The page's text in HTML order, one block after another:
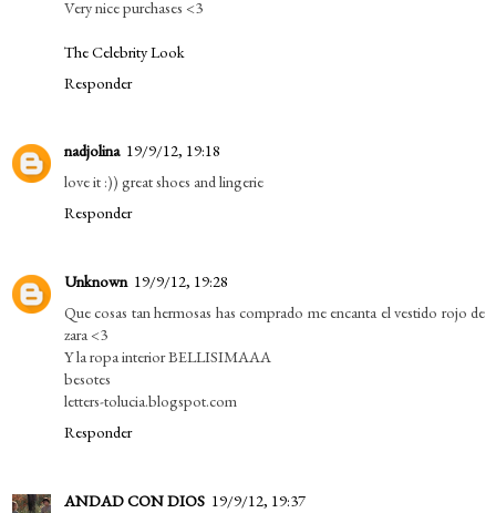
Very nice purchases <3
The Celebrity Look
Responder
nadjolina 19/9/12, 19:18
love it :)) great shoes and lingerie
Responder
Unknown 19/9/12, 19:28
Que cosas tan hermosas has comprado me encanta el vestido rojo de
zara <3
Y la ropa interior BELLISIMAAA
besotes
letters-tolucia.blogspot.com
Responder
ANDAD CON DIOS 19/9/12, 19:37